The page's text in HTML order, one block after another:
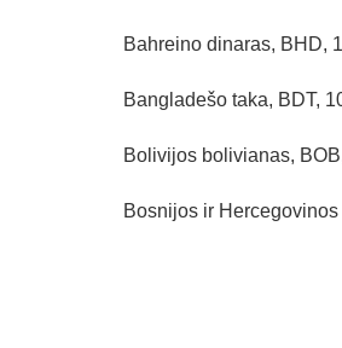
Bahreino dinaras, BHD,
Bangladešo taka, BDT,
Bolivijos bolivianas,
Bosnijos ir Hercegovinos